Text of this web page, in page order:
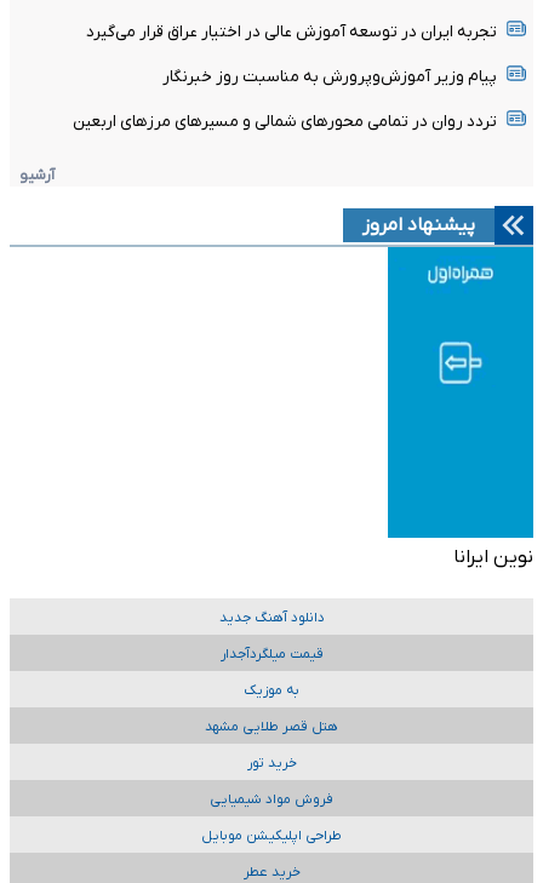
تجربه ایران در توسعه آموزش عالی در اختیار عراق قرار می‌گیرد
پیام وزیر آموزش‌وپرورش به مناسبت روز خبرنگار
تردد روان در تمامی محورهای شمالی و مسیرهای مرزهای اربعین
آرشیو
پیشنهاد امروز
نوین ایرانا
دانلود آهنگ جدید
قیمت میلگردآجدار
به موزیک
هتل قصر طلایی مشهد
خرید تور
فروش مواد شیمیایی
طراحی اپلیکیشن موبایل
خرید عطر